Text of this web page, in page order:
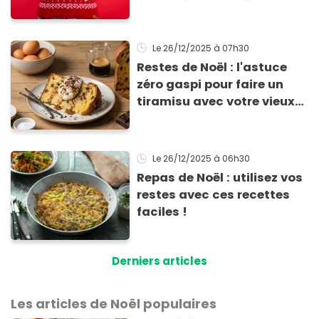
Le 26/12/2025 à 07h30
Restes de Noël : l'astuce
zéro gaspi pour faire un
tiramisu avec votre vieux
Le 26/12/2025 à 06h30
Repas de Noël : utilisez vos
restes avec ces recettes
faciles !
Derniers articles
Les articles de Noël populaires